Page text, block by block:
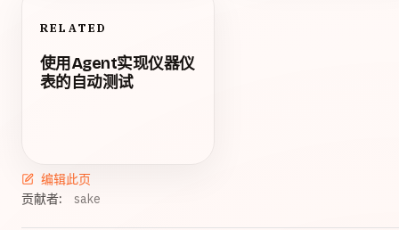
RELATED
使用Agent实现仪器仪
表的自动测试
编辑此页
贡献者:
sake